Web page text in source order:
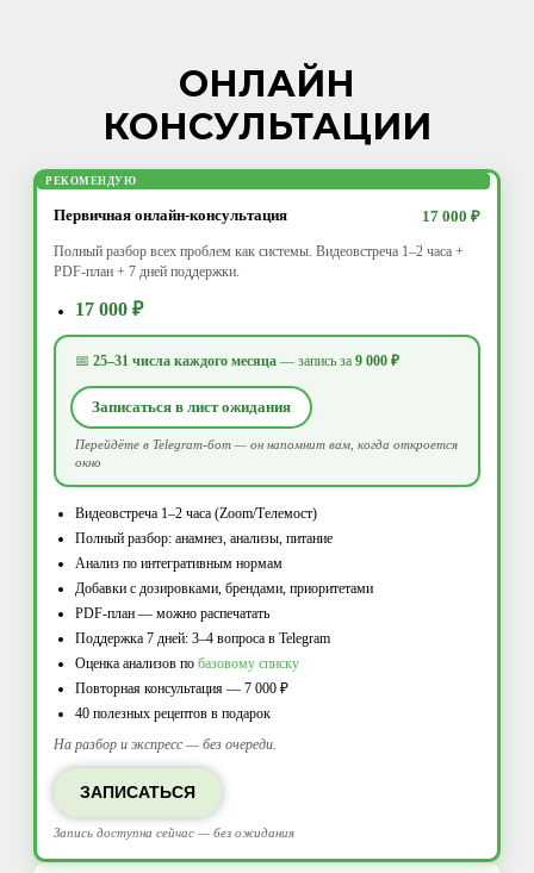
ОНЛАЙН
КОНСУЛЬТАЦИИ
РЕКОМЕНДУЮ
Первичная онлайн-консультация 17 000 ₽
Полный разбор всех проблем как системы. Видеовстреча 1–2 часа +
PDF-план + 7 дней поддержки.
17 000 ₽
📅 25–31 числа каждого месяца— запись за 9 000 ₽
Записаться в лист ожидания
Перейдёте в Telegram-бот — он напомнит вам, когда откроется
окно
Видеовстреча 1–2 часа (Zoom/Телемост)
Полный разбор: анамнез, анализы, питание
Анализ по интегративным нормам
Добавки с дозировками, брендами, приоритетами
PDF-план — можно распечатать
Поддержка 7 дней: 3–4 вопроса в Telegram
Оценка анализов по базовому списку
Повторная консультация — 7 000 ₽
40 полезных рецептов в подарок
На разбор и экспресс — без очереди.
ЗАПИСАТЬСЯ
Запись доступна сейчас — без ожидания